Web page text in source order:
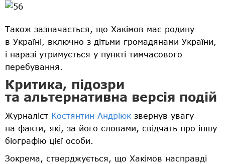
Також зазначається, що Хакімов має родину
в Україні, включно з дітьми-громадянами України,
і наразі утримується у пункті тимчасового
перебування.
Критика, підозри
та альтернативна версія подій
Журналіст Костянтин Андріюк звернув увагу
на факти, які, за його словами, свідчать про іншу
біографію цієї особи.
Зокрема, стверджується, що Хакімов насправді